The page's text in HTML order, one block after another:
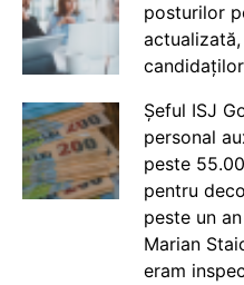
posturilor
Șeful ISJ
personal
peste
pentru
peste un
Marian
eram